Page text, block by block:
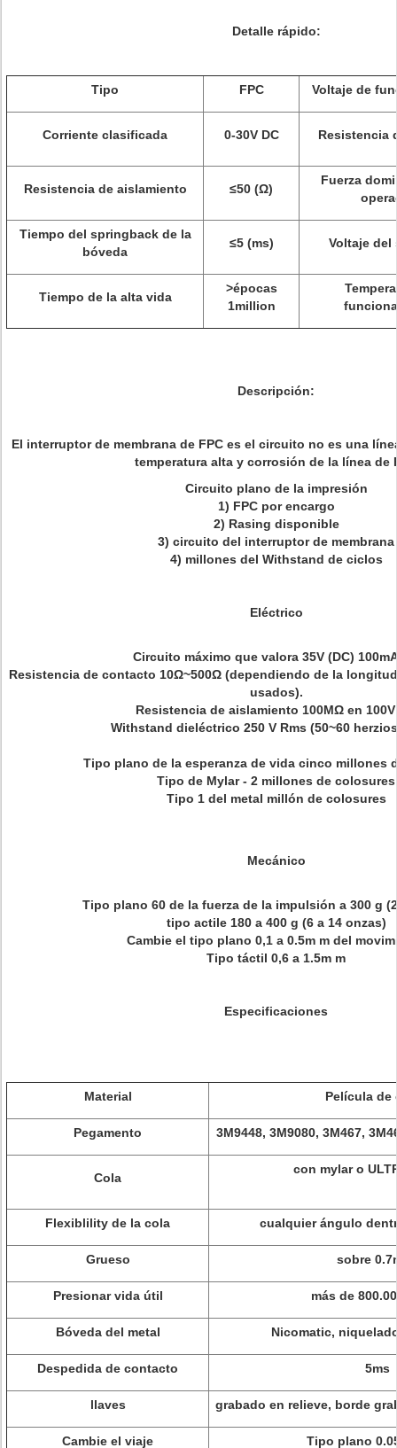
Detalle rápido:
Tipo FPC Voltaje de
Corriente clasificada 0-30V DC Resistencia
Resistencia de aislamiento ≤50 (Ω)
Fuerza
Tiempo del springback de la
bóveda
≤5 (ms) Voltaje del
Tiempo de la alta vida
>épocas
1million
Descripción:
El interruptor de membrana de FPC es el circuito no es una
temperatura alta y corrosión de la línea de
Circuito plano de la impresión
1) FPC por encargo
2) Rasing disponible
3) circuito del interruptor de membrana
4) millones del Withstand de ciclos
Eléctrico
Circuito máximo que valora 35V (DC)
Resistencia de contacto 10Ω~500Ω (dependiendo de la
usados).
Resistencia de aislamiento 100MΩ en 100V
Withstand dieléctrico 250 V Rms (50~60
Tipo plano de la esperanza de vida cinco millones
Tipo de Mylar - 2 millones de colosures
Tipo 1 del metal millón de colosures
Mecánico
Tipo plano 60 de la fuerza de la impulsión a 300 g
tipo actile 180 a 400 g (6 a 14 onzas)
Cambie el tipo plano 0,1 a 0.5m m del
Tipo táctil 0,6 a 1.5m m
Especificaciones
Material Película de
Pegamento 3M9448, 3M9080, 3M467,
Cola
con mylar o
Flexiblility de la cola cualquier ángulo
Grueso sobre
Presionar vida útil más de
Bóveda del metal Nicomatic,
Despedida de contacto 5ms
llaves grabado en relieve, borde
Cambie el viaje Tipo plano